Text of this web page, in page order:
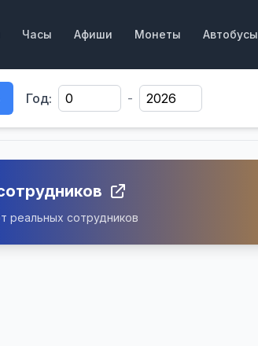
Часы Афиши Монеты Автобусы
Год: -
реальных сотрудников